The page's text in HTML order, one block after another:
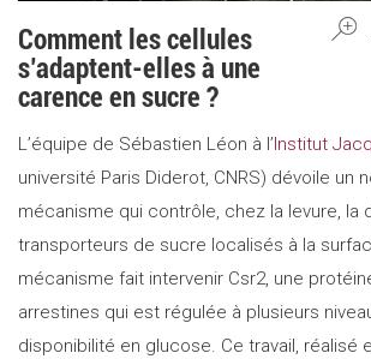
Comment les cellules
s’adaptent-elles à une
carence en sucre ?
L’équipe de Sébastien Léon à l’ Institut
université Paris Diderot, CNRS) dévoile un
mécanisme qui contrôle, chez la levure, la
transporteurs de sucre localisés à la
mécanisme fait intervenir Csr2, une
arrestines qui est régulée à plusieurs
disponibilité en glucose. Ce travail, réalisé